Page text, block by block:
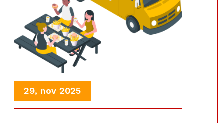
29, nov 2025